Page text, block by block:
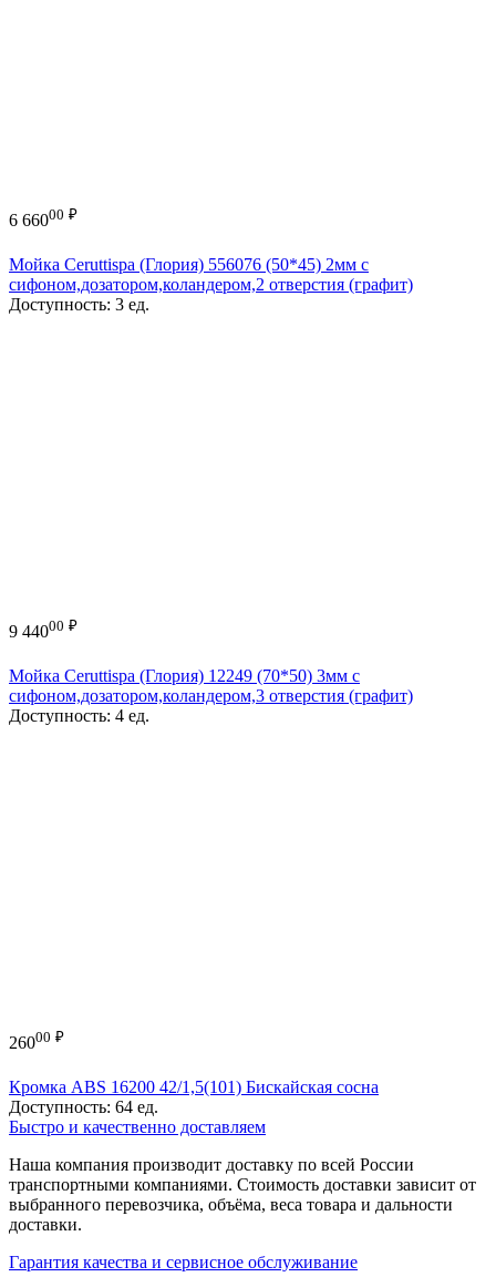
6 66000 ₽
Мойка Ceruttispa (Глория) 556076 (50*45) 2мм с
сифоном,дозатором,коландером,2 отверстия (графит)
Доступность: 3 ед.
9 44000 ₽
Мойка Ceruttispa (Глория) 12249 (70*50) 3мм с
сифоном,дозатором,коландером,3 отверстия (графит)
Доступность: 4 ед.
26000 ₽
Кромка ABS 16200 42/1,5(101) Бискайская сосна
Доступность: 64 ед.
Быстро и качественно доставляем
Наша компания производит доставку по всей России
транспортными компаниями. Стоимость доставки зависит от
выбранного перевозчика, объёма, веса товара и дальности
доставки.
Гарантия качества и сервисное обслуживание